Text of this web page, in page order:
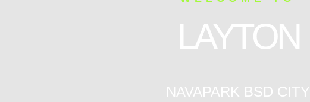
LAYTON
NAVAPARK BSD CITY